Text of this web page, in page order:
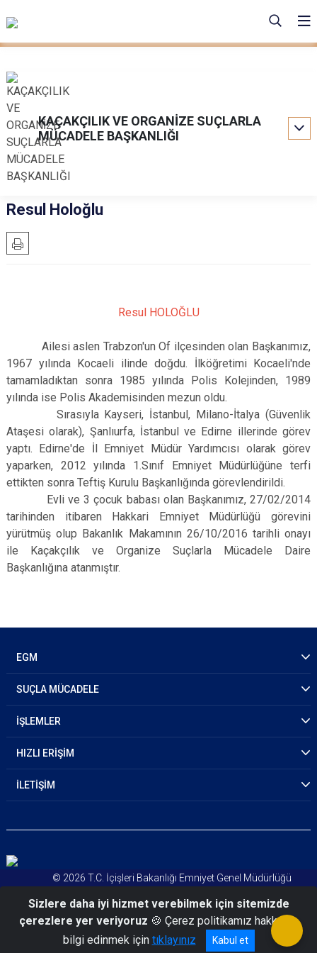
KAÇAKÇILIK VE ORGANİZE SUÇLARLA
MÜCADELE BAŞKANLIĞI
Resul Holoğlu
Resul HOLOĞLU
Ailesi aslen Trabzon'un Of ilçesinden olan Başkanımız,
1967 yılında Kocaeli ilinde doğdu. İlköğretimi Kocaeli'nde
tamamladıktan sonra 1985 yılında Polis Kolejinden, 1989
yılında ise Polis Akademisinden mezun oldu.
Sırasıyla Kayseri, İstanbul, Milano-İtalya (Güvenlik
Ataşesi olarak), Şanlıurfa, İstanbul ve Edirne illerinde görev
yaptı. Edirne'de İl Emniyet Müdür Yardımcısı olarak görev
yaparken, 2012 yılında 1.Sınıf Emniyet Müdürlüğüne terfi
ettikten sonra Teftiş Kurulu Başkanlığında görevlendirildi.
Evli ve 3 çocuk babası olan Başkanımız, 27/02/2014
tarihinden itibaren Hakkari Emniyet Müdürlüğü görevini
yürütmüş olup Bakanlık Makamının 26/10/2016 tarihli onayı
ile Kaçakçılık ve Organize Suçlarla Mücadele Daire
Başkanlığına atanmıştır.
EGM
SUÇLA MÜCADELE
İŞLEMLER
HIZLI ERİŞİM
İLETİŞİM
© 2026 T.C. İçişleri Bakanlığı Emniyet Genel Müdürlüğü
Aydınlatma Metni
Sizlere daha iyi hizmet verebilmek için sitemizde
çerezlere yer veriyoruz 🍪 Çerez politikamız hakkında
bilgi edinmek için tıklayınız Kabul et